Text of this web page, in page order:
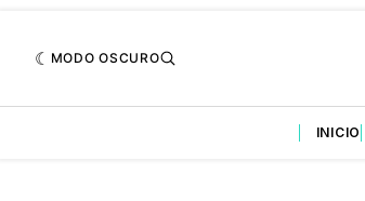
MODO OSCURO
INICIO